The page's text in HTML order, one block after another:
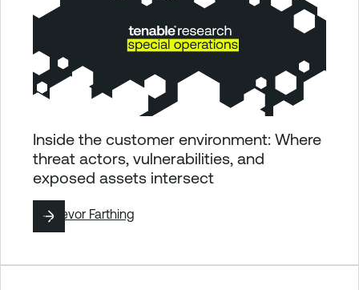
Inside the customer environment: Where
threat actors, vulnerabilities, and
exposed assets intersect
ByTrevor Farthing